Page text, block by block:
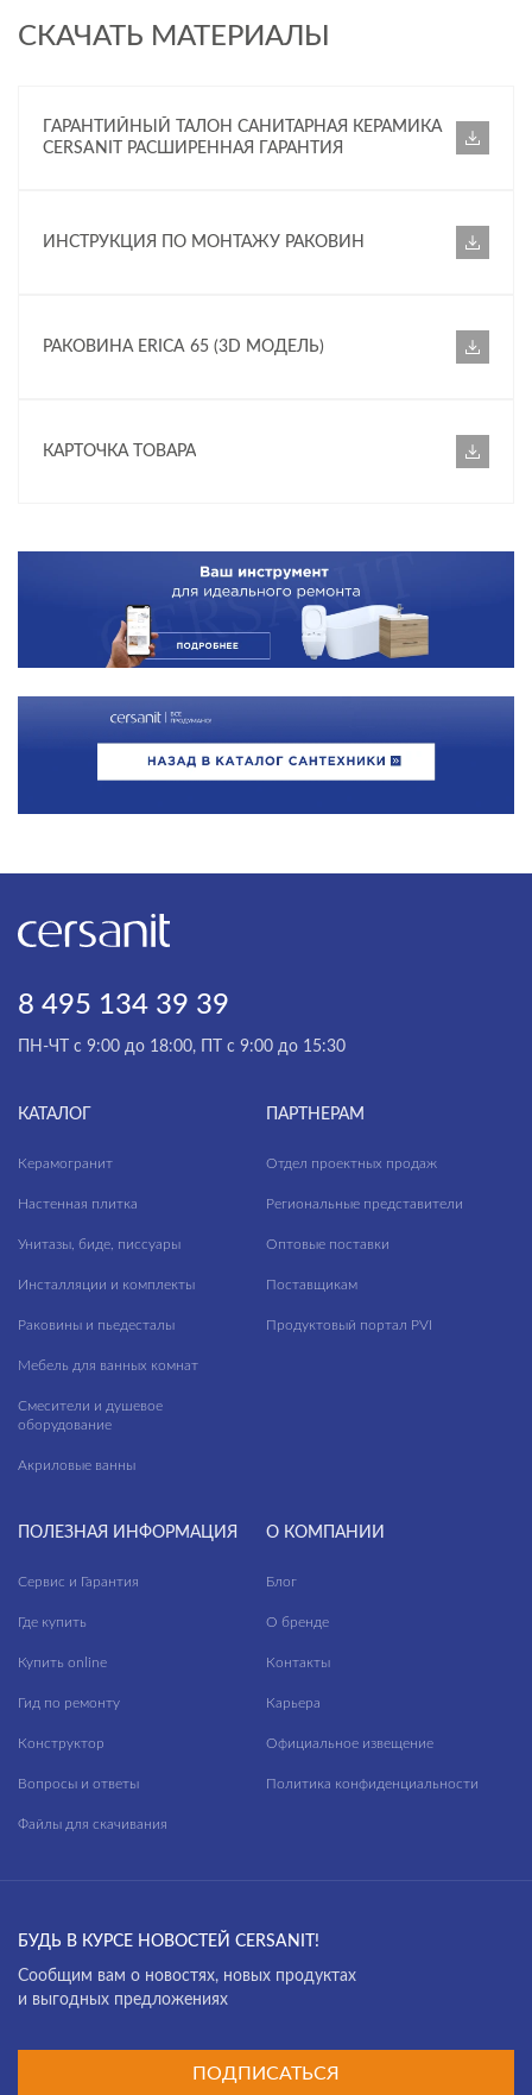
СКАЧАТЬ МАТЕРИАЛЫ
ГАРАНТИЙНЫЙ ТАЛОН САНИТАРНАЯ КЕРАМИКА
CERSANIT РАСШИРЕННАЯ ГАРАНТИЯ
ИНСТРУКЦИЯ ПО МОНТАЖУ РАКОВИН
РАКОВИНА ERICA 65 (3D МОДЕЛЬ)
КАРТОЧКА ТОВАРА
8 495 134 39 39
ПН-ЧТ с 9:00 до 18:00, ПТ с 9:00 до 15:30
КАТАЛОГ
Керамогранит
Настенная плитка
Унитазы, биде, писсуары
Инсталляции и комплекты
Раковины и пьедесталы
Мебель для ванных комнат
Смесители и душевое
оборудование
Акриловые ванны
ПАРТНЕРАМ
Отдел проектных продаж
Региональные представители
Оптовые поставки
Поставщикам
Продуктовый портал PVI
ПОЛЕЗНАЯ ИНФОРМАЦИЯ
Сервис и Гарантия
Где купить
Купить online
Гид по ремонту
Конструктор
Вопросы и ответы
Файлы для скачивания
О КОМПАНИИ
Блог
О бренде
Контакты
Карьера
Официальное извещение
Политика конфиденциальности
БУДЬ В КУРСЕ НОВОСТЕЙ CERSANIT!
Cообщим вам о новостях, новых продуктах
и выгодных предложениях
ПОДПИСАТЬСЯ